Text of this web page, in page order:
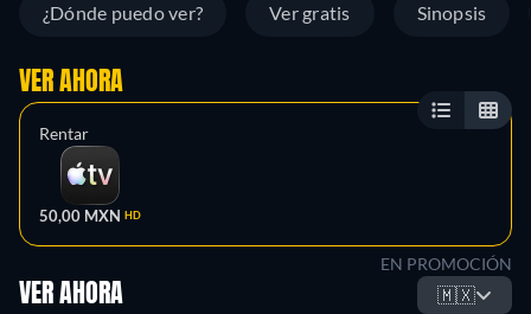
¿Dónde puedo ver? Ver gratis Sinopsis
VER AHORA
Rentar
50,00 MXN HD
EN PROMOCIÓN
VER AHORA 🇲🇽